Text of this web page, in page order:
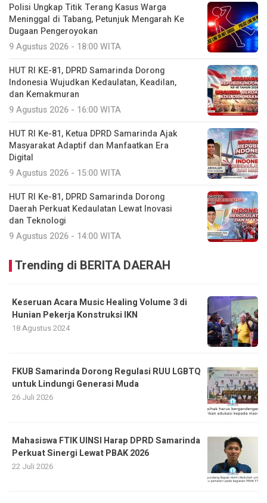
Polisi Ungkap Titik Terang Kasus Warga
Meninggal di Tabang, Petunjuk Mengarah Ke
Dugaan Pengeroyokan
9 Agustus 2026 - 18:00 WITA
HUT RI KE-81, DPRD Samarinda Dorong
Indonesia Wujudkan Kedaulatan, Keadilan,
dan Kemakmuran
9 Agustus 2026 - 16:00 WITA
HUT RI Ke-81, Ketua DPRD Samarinda Ajak
Masyarakat Adaptif dan Manfaatkan Era
Digital
9 Agustus 2026 - 15:00 WITA
HUT RI Ke-81, DPRD Samarinda Dorong
Daerah Perkuat Kedaulatan Lewat Inovasi
dan Teknologi
9 Agustus 2026 - 14:00 WITA
Trending di BERITA DAERAH
Keseruan Acara Music Healing Volume 3 di
Hunian Pekerja Konstruksi IKN
18 Agustus 2024
FKUB Samarinda Dorong Regulasi RUU LGBTQ
untuk Lindungi Generasi Muda
26 Juli 2026
Mahasiswa FTIK UINSI Harap DPRD Samarinda
Perkuat Sinergi Lewat PBAK 2026
22 Juli 2026